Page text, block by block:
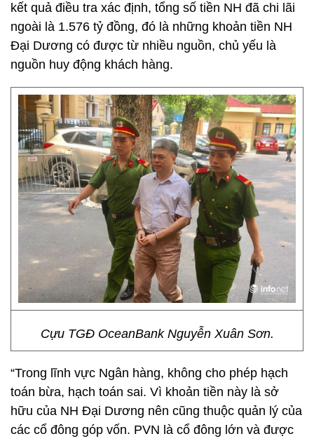
kết quả điều tra xác định, tổng số tiền NH đã chi lãi
ngoài là 1.576 tỷ đồng, đó là những khoản tiền NH
Đại Dương có được từ nhiều nguồn, chủ yếu là
nguồn huy động khách hàng.
Cựu TGĐ OceanBank Nguyễn Xuân Sơn.
“Trong lĩnh vực Ngân hàng, không cho phép hạch
toán bừa, hạch toán sai. Vì khoản tiền này là sở
hữu của NH Đại Dương nên cũng thuộc quản lý của
các cổ đông góp vốn. PVN là cổ đông lớn và được